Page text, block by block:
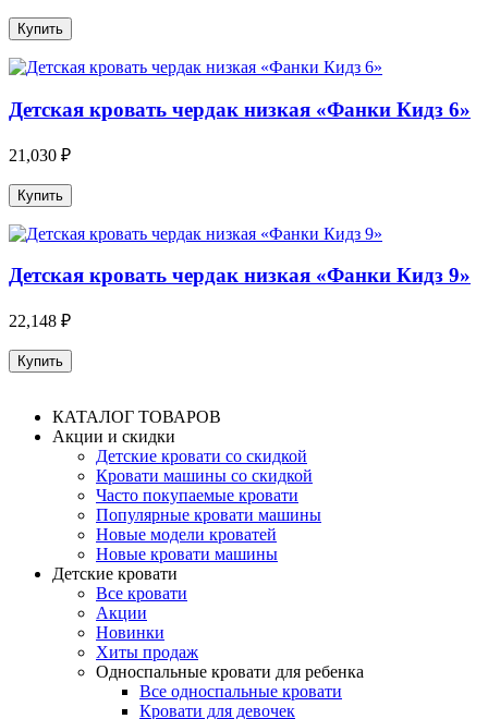
Детская кровать чердак низкая «Фанки Кидз 6»
21,030 ₽
Детская кровать чердак низкая «Фанки Кидз 9»
22,148 ₽
КАТАЛОГ ТОВАРОВ
Акции и скидки
Детские кровати со скидкой
Кровати машины со скидкой
Часто покупаемые кровати
Популярные кровати машины
Новые модели кроватей
Новые кровати машины
Детские кровати
Все кровати
Акции
Новинки
Хиты продаж
Односпальные кровати для ребенка
Все односпальные кровати
Кровати для девочек